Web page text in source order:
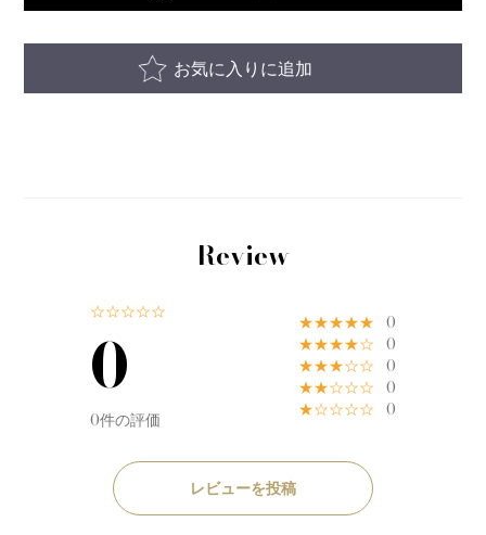
お気に入りに追加
Review
☆☆☆☆☆
0
0件の評価
★★★★★ 0
★★★★☆ 0
★★★☆☆ 0
★★☆☆☆ 0
★☆☆☆☆ 0
レビューを投稿